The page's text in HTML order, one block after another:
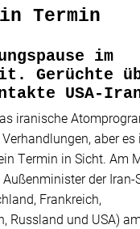
Termin
im
Gerüchte
USA-
iranische
aber es
Termin in Sicht. Am
der Iran-
Frankreich,
Russland und USA)